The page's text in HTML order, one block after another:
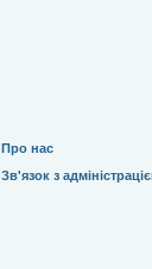
Про нас
Зв'язок з